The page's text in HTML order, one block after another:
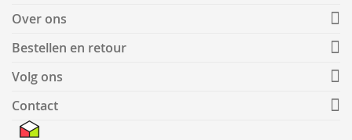
Over ons
Bestellen en retour
Volg ons
Contact